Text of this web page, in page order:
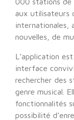
aux utilisateurs
internationales,
nouvelles, de
L’application
interface
rechercher des
genre musical.
fonctionnalités
possibilité